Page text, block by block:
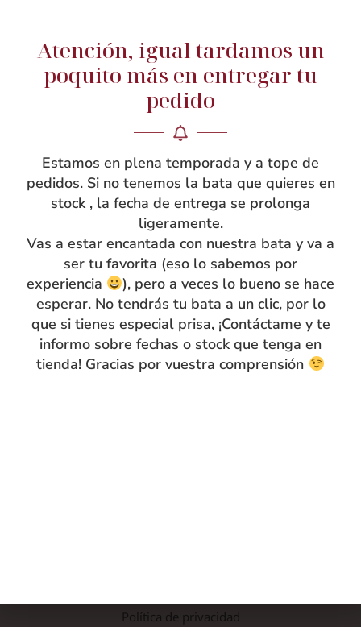
Rebeca García
Blog
Taller
Contacto
Política de privacidad
Atención, igual tardamos un
poquito más en entregar tu
pedido
Estamos en plena temporada y a tope de
pedidos. Si no tenemos la bata que quieres en
stock , la fecha de entrega se prolonga
ligeramente.
Vas a estar encantada con nuestra bata y va a
ser tu favorita (eso lo sabemos por
experiencia
), pero a veces lo bueno se hace
esperar. No tendrás tu bata a un clic, por lo
que si tienes especial prisa, ¡Contáctame y te
informo sobre fechas o stock que tenga en
tienda! Gracias por vuestra comprensión